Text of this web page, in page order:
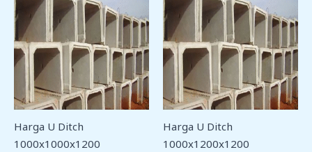
Harga U Ditch
1000x1000x1200
Harga U Ditch
1000x1200x1200